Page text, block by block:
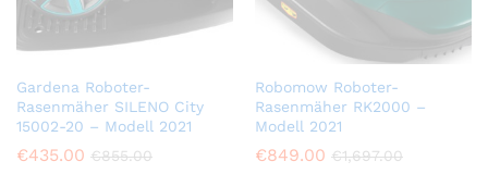
Gardena Roboter-
Rasenmäher SILENO City
15002-20 – Modell 2021
€435.00 €855.00
Robomow Roboter-
Rasenmäher RK2000 –
Modell 2021
€849.00 €1,697.00